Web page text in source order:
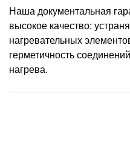
Наша документальная
высокое качество:
нагревательных
герметичность
нагрева.